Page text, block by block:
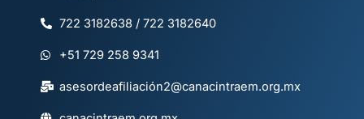
722 3182638 / 722 3182640
+51 729 258 9341
asesordeafiliación2@canacintraem.org.mx